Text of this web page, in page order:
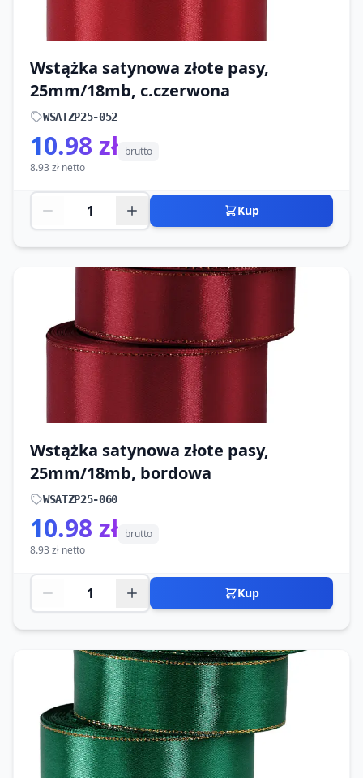
Wstążka satynowa złote pasy,
25mm/18mb, c.czerwona
WSATZP25-052
10.98 zł brutto
8.93 zł netto
Kup
Wstążka satynowa złote pasy,
25mm/18mb, bordowa
WSATZP25-060
10.98 zł brutto
8.93 zł netto
Kup